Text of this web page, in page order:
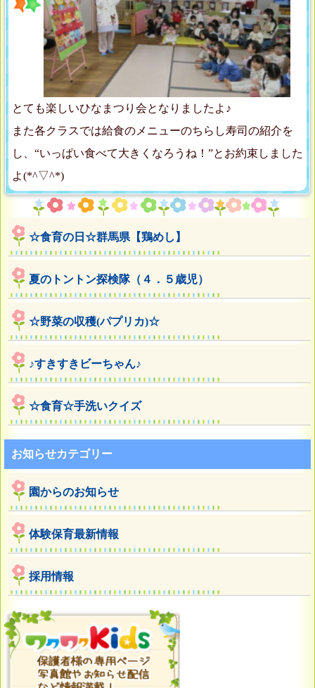
とても楽しいひなまつり会となりましたよ♪
また各クラスでは給食のメニューのちらし寿司の紹介を
し、“いっぱい食べて大きくなろうね！”とお約束しました
よ(*^▽^*)
☆食育の日☆群馬県【鶏めし】
夏のトントン探検隊（４．５歳児）
☆野菜の収穫(パプリカ)☆
♪すきすきビーちゃん♪
☆食育☆手洗いクイズ
お知らせカテゴリー
園からのお知らせ
体験保育最新情報
採用情報